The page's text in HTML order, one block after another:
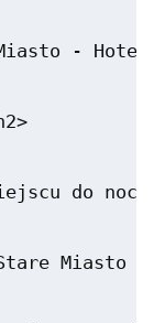
Miasto -
miejscu do
Miasto -